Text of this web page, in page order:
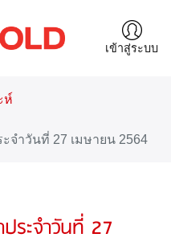
เข้าสู่ระบบ
ห์
จำวันที่ 27 เมษายน 2564
ระจำวันที่ 27